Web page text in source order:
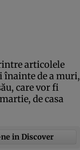
articolele
înainte de a muri,
care vor fi
de casa
in Discover